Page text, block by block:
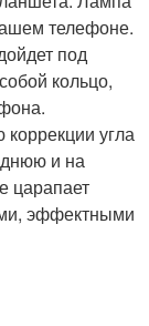
телефоне.
под
кольцо,
угла
и на
царапает
эффектными